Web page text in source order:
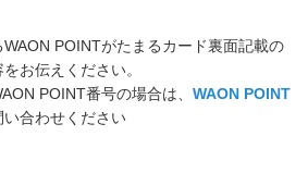
WAON POINTがたまるカード裏面記載の
お伝えください。
POINT番号の場合は、 WAON POINT
い合わせください